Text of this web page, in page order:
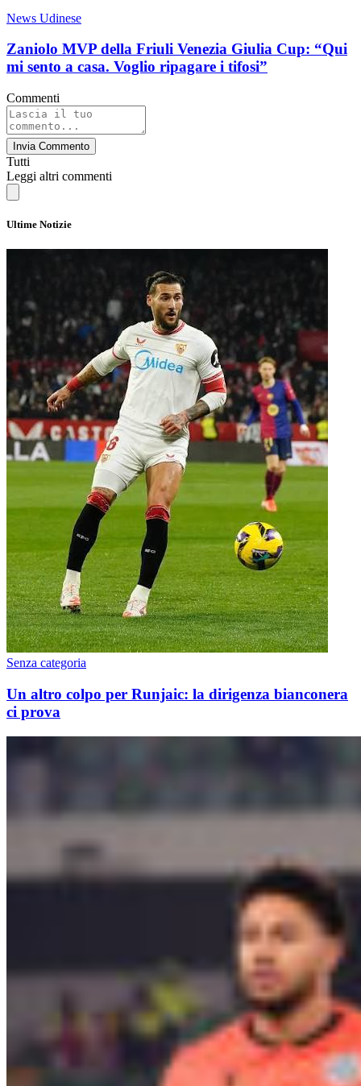
News Udinese
Zaniolo MVP della Friuli Venezia Giulia Cup: “Qui
mi sento a casa. Voglio ripagare i tifosi”
Commenti
Invia Commento
Tutti
Leggi altri commenti
Ultime Notizie
Senza categoria
Un altro colpo per Runjaic: la dirigenza bianconera
ci prova